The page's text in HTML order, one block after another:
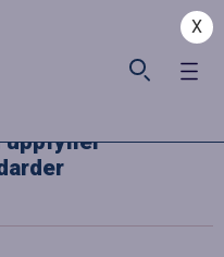
X
uppfyller